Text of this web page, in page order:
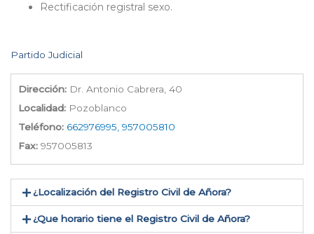
Rectificación registral sexo.
Partido Judicial
Dirección: Dr. Antonio Cabrera, 40
Localidad: Pozoblanco
Teléfono: 662976995, 957005810
Fax: 957005813
¿Localización del Registro Civil de Añora​?
¿Que horario tiene el Registro Civil de Añora?